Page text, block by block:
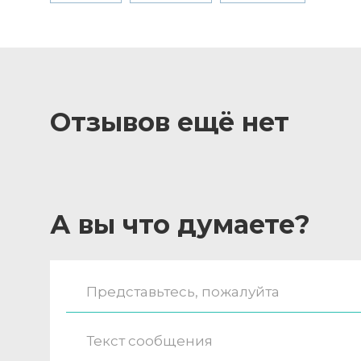
Отзывов ещё нет
А вы что думаете?